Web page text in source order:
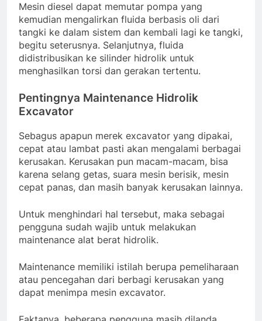
Mesin diesel dapat memutar pompa yang
kemudian mengalirkan fluida berbasis oli dari
tangki ke dalam sistem dan kembali lagi ke tangki,
begitu seterusnya. Selanjutnya, fluida
didistribusikan ke silinder hidrolik untuk
menghasilkan torsi dan gerakan tertentu.
Pentingnya Maintenance Hidrolik
Excavator
Sebagus apapun merek excavator yang dipakai,
cepat atau lambat pasti akan mengalami berbagai
kerusakan. Kerusakan pun macam-macam, bisa
karena selang getas, suara mesin berisik, mesin
cepat panas, dan masih banyak kerusakan lainnya.
Untuk menghindari hal tersebut, maka sebagai
pengguna sudah wajib untuk melakukan
maintenance alat berat hidrolik.
Maintenance memiliki istilah berupa pemeliharaan
atau pencegahan dari berbagi kerusakan yang
dapat menimpa mesin excavator.